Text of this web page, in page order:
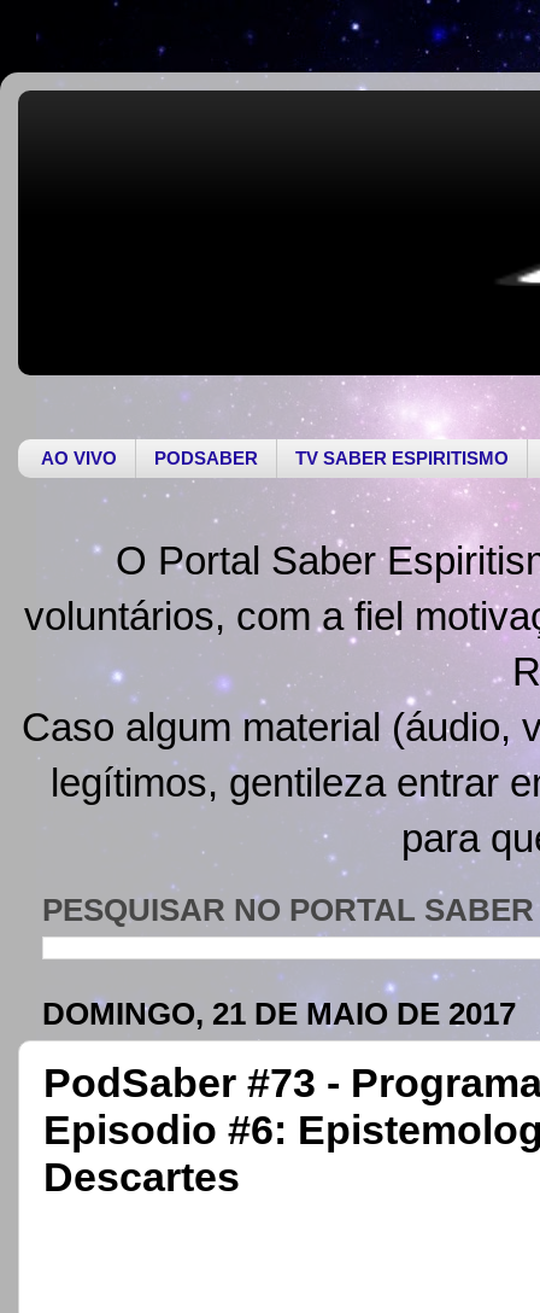
AO VIVO PODSABER TV SABER ESPIRITISMO
O Portal Saber
voluntários, com a fiel
Caso algum material (áudio,
legítimos, gentileza entrar
para
PESQUISAR NO PORTAL
DOMINGO, 21 DE MAIO DE 2017
PodSaber #73 -
Episodio #6:
Descartes